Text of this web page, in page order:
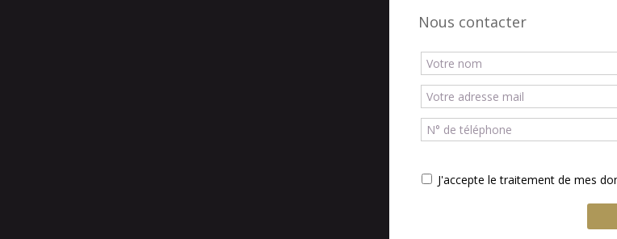
Nous contacter
J'accepte le traitement de mes